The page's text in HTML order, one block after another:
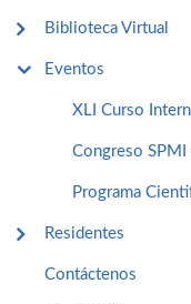
Biblioteca Virtual
Eventos
XLI Curso
Congreso SPMI
Programa
Residentes
Contáctenos